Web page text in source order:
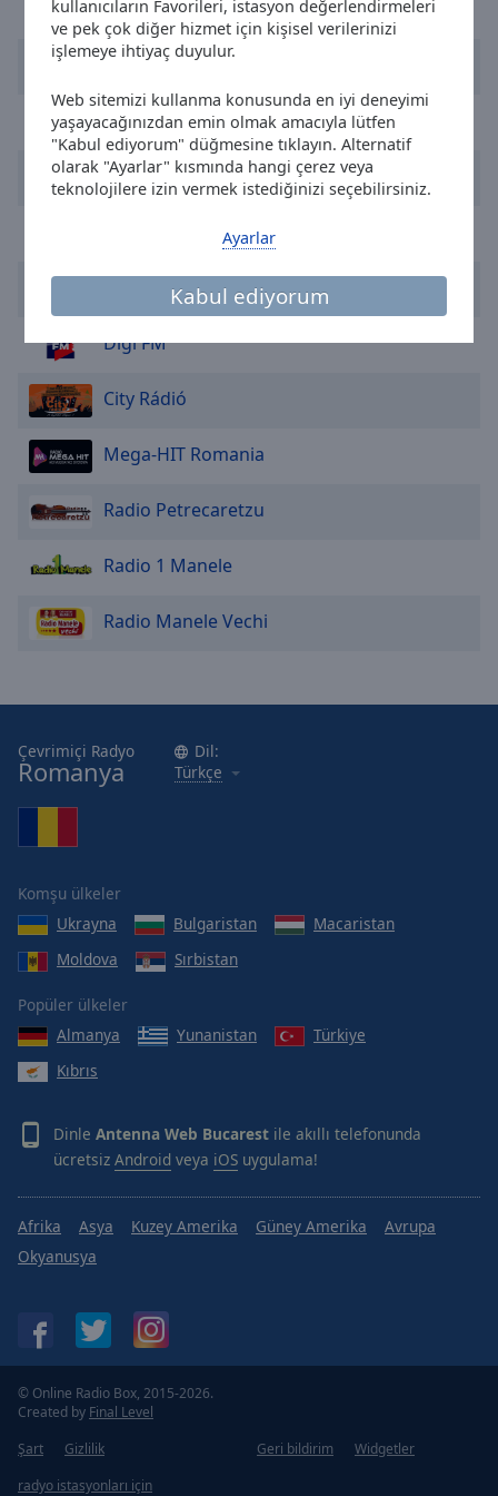
kullanıcıların Favorileri, istasyon değerlendirmeleri
ve pek çok diğer hizmet için kişisel verilerinizi
işlemeye ihtiyaç duyulur.
Web sitemizi kullanma konusunda en iyi deneyimi
yaşayacağınızdan emin olmak amacıyla lütfen
"Kabul ediyorum" düğmesine tıklayın. Alternatif
olarak "Ayarlar" kısmında hangi çerez veya
teknolojilere izin vermek istediğinizi seçebilirsiniz.
Kabul ediyorum
Ayarlar
selected
Picture-
Fullscreen
modal
Beginning
dialog
Escape
cancel
Opacity
Text
Color
Opacity
Area
Background
Color
Opacity
Style
Font
Family
Reset
Magic FM
Radio ZU
Radio Impuls
Radio Manele
Bucuresti FM
Digi FM
City Rádió
Mega-HIT Romania
Radio Petrecaretzu
Radio 1 Manele
Radio Manele Vechi
Çevrimiçi Radyo
Romanya
Dil:
Türkçe
Komşu ülkeler
Ukrayna
Bulgaristan
Macaristan
Moldova
Sırbistan
Popüler ülkeler
Almanya
Yunanistan
Türkiye
Kıbrıs
Dinle Antenna Web Bucarest ile akıllı telefonunda
ücretsiz Android veya iOS uygulama!
Afrika Asya Kuzey Amerika Güney Amerika
Avrupa
Okyanusya
© Online Radio Box, 2015-2026.
Created by Final Level
Şart
Gizlilik Geri bildirim
Widgetler
radyo istasyonları için